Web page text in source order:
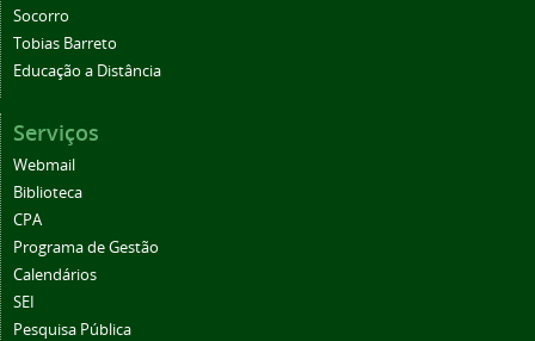
Socorro
Tobias Barreto
Educação a Distância
Serviços
Webmail
Biblioteca
CPA
Programa de Gestão
Calendários
SEI
Pesquisa Pública